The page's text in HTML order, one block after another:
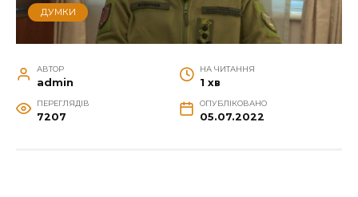
ДУМКИ
АВТОР
admin
НА ЧИТАННЯ
1 хв
ПЕРЕГЛЯДІВ
7207
ОПУБЛІКОВАНО
05.07.2022